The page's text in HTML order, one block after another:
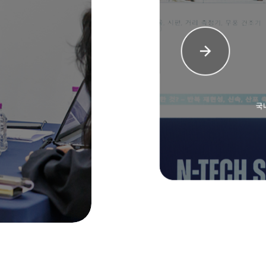
컨퍼런스
외 신소재 및 기술에 대한 개발 방향성과
산업 트렌드, 산업 법제 및 이슈 공유